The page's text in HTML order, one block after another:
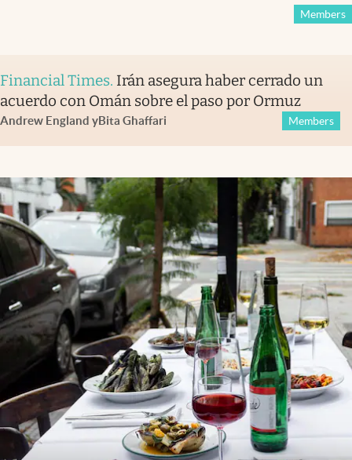
Members
Financial Times. Irán asegura haber cerrado un
acuerdo con Omán sobre el paso por Ormuz
Andrew England yBita Ghaffari Members